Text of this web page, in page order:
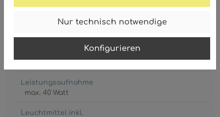
Nur technisch notwendige
Konfigurieren
E27
Leistungsaufnahme
max. 40 Watt
Leuchtmittel inkl.